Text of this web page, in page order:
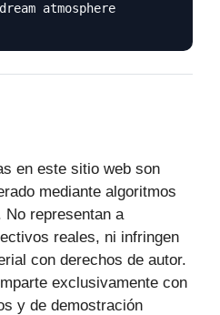
atmosphere
en este sitio web son
mediante algoritmos
representan a
reales, ni infringen
con derechos de autor.
exclusivamente con
y de demostración